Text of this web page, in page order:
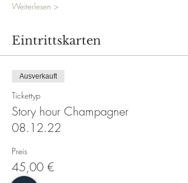
Weiterlesen >
Eintrittskarten
Ausverkauft
Tickettyp
Story hour Champagner
08.12.22
Preis
45,00 €